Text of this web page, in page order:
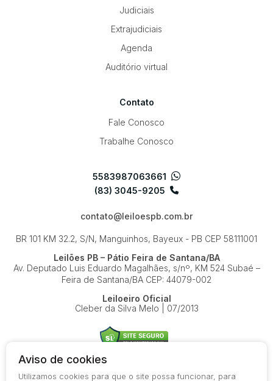
Judiciais
Extrajudiciais
Agenda
Auditório virtual
Contato
Fale Conosco
Trabalhe Conosco
5583987063661
(83) 3045-9205
contato@leiloespb.com.br
BR 101 KM 32.2, S/N, Manguinhos, Bayeux - PB CEP 58111001
Leilões PB – Pátio Feira de Santana/BA
Av. Deputado Luis Eduardo Magalhães, s/nº, KM 524Subaé –
Feira de Santana/BA CEP: 44079-002
Leiloeiro Oficial
Cleber da Silva Melo | 07/2013
Aviso de cookies
Utilizamos cookies para que o site possa funcionar, para